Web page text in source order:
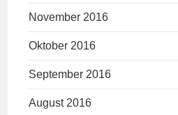
November 2016
Oktober 2016
September 2016
August 2016